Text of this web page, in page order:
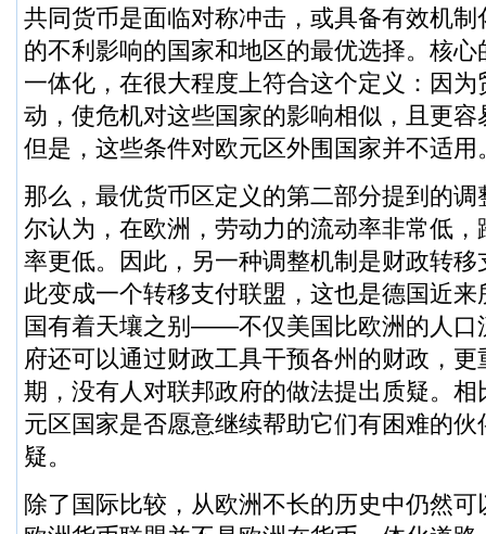
共同货币是面临对称冲击，或具备有效机
的不利影响的国家和地区的最优选择。核
一体化，在很大程度上符合这个定义：因
动，使危机对这些国家的影响相似，且更
但是，这些条件对欧元区外围国家并不适用
那么，最优货币区定义的第二部分提到的
尔认为，在欧洲，劳动力的流动率非常低
率更低。因此，另一种调整机制是财政转
此变成一个转移支付联盟，这也是德国近
国有着天壤之别——不仅美国比欧洲的人口
府还可以通过财政工具干预各州的财政，
期，没有人对联邦政府的做法提出质疑。
元区国家是否愿意继续帮助它们有困难的
疑。
除了国际比较，从欧洲不长的历史中仍然